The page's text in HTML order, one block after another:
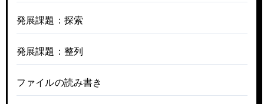
発展課題：探索
発展課題：整列
ファイルの読み書き